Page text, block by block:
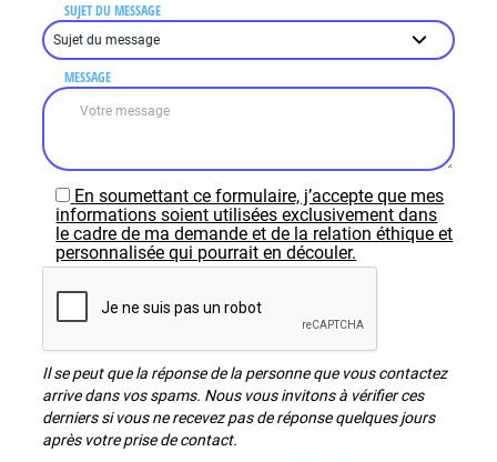
SUJET DU MESSAGE
MESSAGE
En soumettant ce formulaire, j’accepte que mes
informations soient utilisées exclusivement dans
le cadre de ma demande et de la relation éthique et
personnalisée qui pourrait en découler.
Il se peut que la réponse de la personne que vous contactez
arrive dans vos spams. Nous vous invitons à vérifier ces
derniers si vous ne recevez pas de réponse quelques jours
après votre prise de contact.